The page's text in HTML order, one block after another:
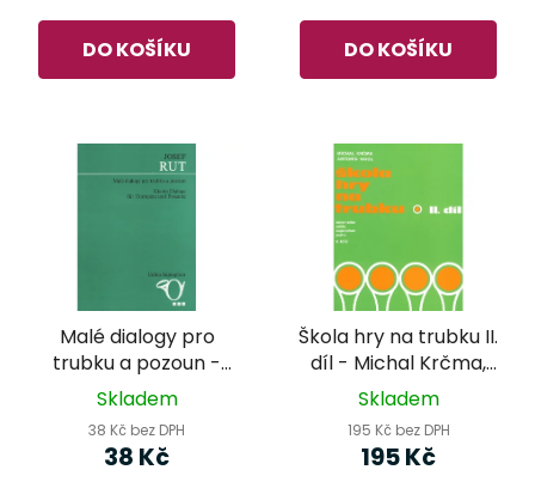
DO KOŠÍKU DO KOŠÍKU
Malé dialogy pro
trubku a pozoun -
Josef Rut
Skladem
38 Kč bez DPH
38 Kč
Škola hry na trubku II.
díl - Michal Krčma,
Antonín Vaigl
Skladem
195 Kč bez DPH
195 Kč